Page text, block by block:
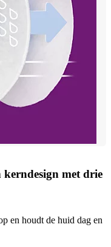
met drie
en houdt de huid dag en